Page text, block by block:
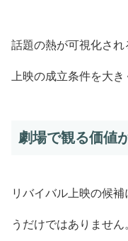
話題の熱が可視化さ
上映の成立条件を大
劇場で観る価値
リバイバル上映の候
うだけではありません